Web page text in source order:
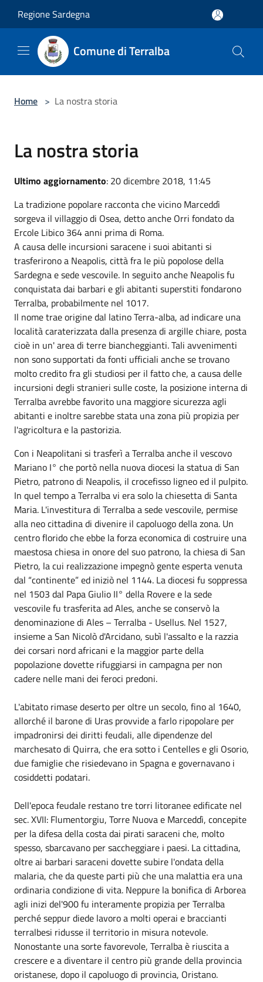
Regione Sardegna
Comune di Terralba
Home > La nostra storia
La nostra storia
Ultimo aggiornamento: 20 dicembre 2018, 11:45
La tradizione popolare racconta che vicino Marceddì
sorgeva il villaggio di Osea, detto anche Orri fondato da
Ercole Libico 364 anni prima di Roma.
A causa delle incursioni saracene i suoi abitanti si
trasferirono a Neapolis, città fra le più popolose della
Sardegna e sede vescovile. In seguito anche Neapolis fu
conquistata dai barbari e gli abitanti superstiti fondarono
Terralba, probabilmente nel 1017.
Il nome trae origine dal latino Terra-alba, ad indicare una
località caraterizzata dalla presenza di argille chiare, posta
cioè in un' area di terre biancheggianti. Tali avvenimenti
non sono supportati da fonti ufficiali anche se trovano
molto credito fra gli studiosi per il fatto che, a causa delle
incursioni degli stranieri sulle coste, la posizione interna di
Terralba avrebbe favorito una maggiore sicurezza agli
abitanti e inoltre sarebbe stata una zona più propizia per
l'agricoltura e la pastorizia.
Con i Neapolitani si trasferì a Terralba anche il vescovo
Mariano I° che portò nella nuova diocesi la statua di San
Pietro, patrono di Neapolis, il crocefisso ligneo ed il pulpito.
In quel tempo a Terralba vi era solo la chiesetta di Santa
Maria. L'investitura di Terralba a sede vescovile, permise
alla neo cittadina di divenire il capoluogo della zona. Un
centro florido che ebbe la forza economica di costruire una
maestosa chiesa in onore del suo patrono, la chiesa di San
Pietro, la cui realizzazione impegnò gente esperta venuta
dal “continente” ed iniziò nel 1144. La diocesi fu soppressa
nel 1503 dal Papa Giulio II° della Rovere e la sede
vescovile fu trasferita ad Ales, anche se conservò la
denominazione di Ales – Terralba - Usellus. Nel 1527,
insieme a San Nicolò d'Arcidano, subì l'assalto e la razzia
dei corsari nord africani e la maggior parte della
popolazione dovette rifuggiarsi in campagna per non
cadere nelle mani dei feroci predoni.
L'abitato rimase deserto per oltre un secolo, fino al 1640,
allorché il barone di Uras provvide a farlo ripopolare per
impadronirsi dei diritti feudali, alle dipendenze del
marchesato di Quirra, che era sotto i Centelles e gli Osorio,
due famiglie che risiedevano in Spagna e governavano i
cosiddetti podatari.
Dell'epoca feudale restano tre torri litoranee edificate nel
sec. XVII: Flumentorgiu, Torre Nuova e Marceddì, concepite
per la difesa della costa dai pirati saraceni che, molto
spesso, sbarcavano per saccheggiare i paesi. La cittadina,
oltre ai barbari saraceni dovette subire l'ondata della
malaria, che da queste parti più che una malattia era una
ordinaria condizione di vita. Neppure la bonifica di Arborea
agli inizi del'900 fu interamente propizia per Terralba
perché seppur diede lavoro a molti operai e braccianti
terralbesi ridusse il territorio in misura notevole.
Nonostante una sorte favorevole, Terralba è riuscita a
crescere e a diventare il centro più grande della provincia
oristanese, dopo il capoluogo di provincia, Oristano.